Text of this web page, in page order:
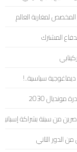
لمغاربة العالم
المشترك
سياسية..!
2030
من سبتة بشراكة إسبانية
الدور الثاني